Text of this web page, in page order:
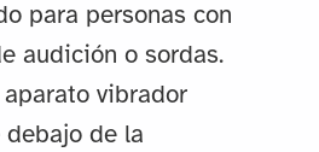
para personas con
audición o sordas.
vibrador
debajo de la